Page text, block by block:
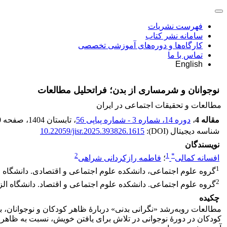
فهرست نشریات
سامانه نشر کتاب
کارگاه‌ها و دوره‌های آموزشی تخصصی
تماس با ما
English
نوجوانان و شرمساری از بدن؛ فراتحلیل‌ مطالعات
مطالعات و تحقیقات اجتماعی در ایران
مقاله 4
، دوره 14، شماره 3 - شماره پیاپی 56 ، تابستان 1404 ، صفحه
شناسه دیجیتال (DOI):
10.22059/jisr.2025.393826.1615
نویسندگان
افسانه کمالی*
1؛ فاطمه رازکردانی شراهی2
1گروه علوم اجتماعی، دانشکده علوم اجتماعی و اقتصادی. دانشگاه
2گروه علوم اجتماعی. دانشکده علوم اجتماعی و اقتصاد. دانشگاه
چکیده
مطالعات روبه‌رشد «نگرانی بدنی» دربارۀ ظاهر کودکان و
کودکان در دورۀ نوجوانی در تلاش برای یافتن خویش، نسبت به ظاهر